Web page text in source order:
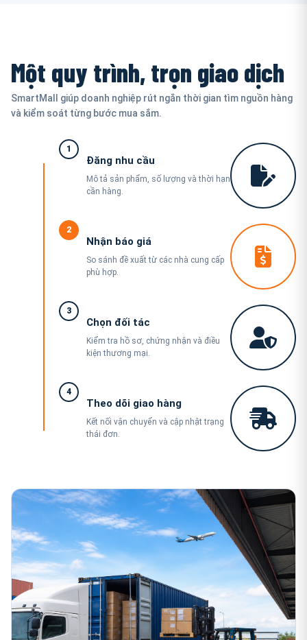
Một quy trình, trọn giao dịch
SmartMall giúp doanh nghiệp rút ngắn thời gian tìm nguồn hàng
và kiểm soát từng bước mua sắm.
1
Đăng nhu cầu
Mô tả sản phẩm, số lượng và thời hạn
cần hàng.
2
Nhận báo giá
So sánh đề xuất từ các nhà cung cấp
phù hợp.
3
Chọn đối tác
Kiểm tra hồ sơ, chứng nhận và điều
kiện thương mại.
4
Theo dõi giao hàng
Kết nối vận chuyển và cập nhật trạng
thái đơn.